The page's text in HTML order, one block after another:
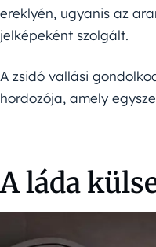
ereklyén, ugyanis az
jelképeként szolgált.
A zsidó vallási
hordozója, amely
A láda